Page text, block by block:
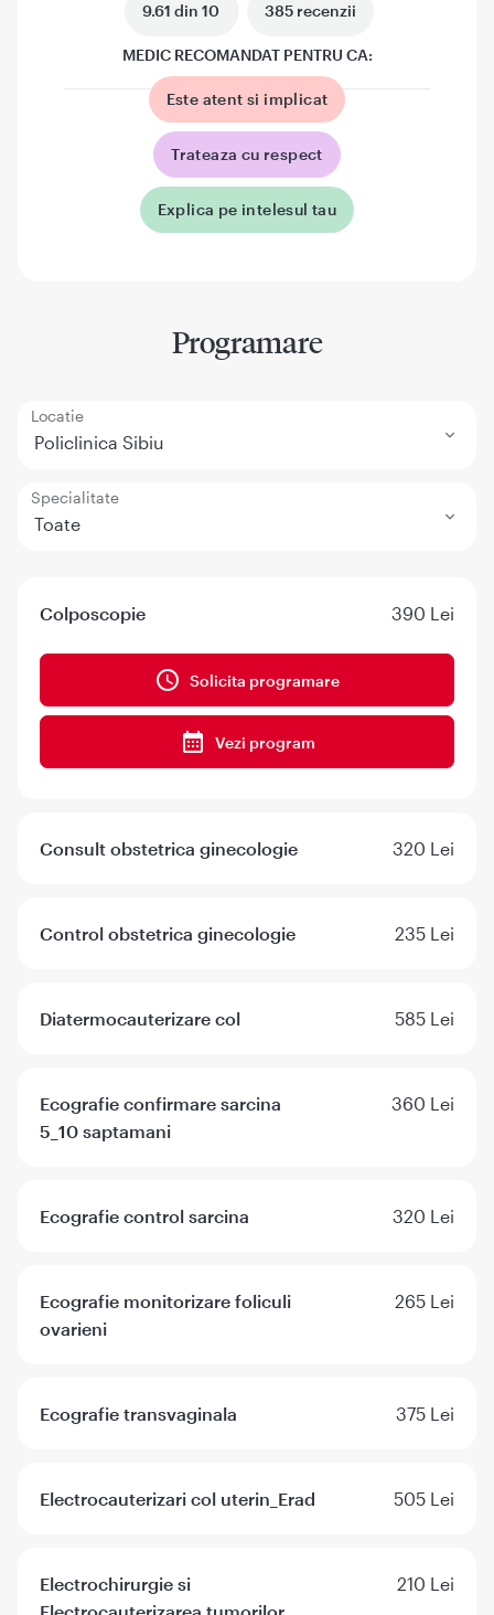
9.61 din 10 385 recenzii
MEDIC RECOMANDAT PENTRU CA:
Este atent si implicat
Trateaza cu respect
Explica pe intelesul tau
Programare
Locatie
Policlinica Sibiu
Specialitate
Toate
Colposcopie 390 Lei
Solicita programare
Vezi program
Consult obstetrica ginecologie 320 Lei
Control obstetrica ginecologie 235 Lei
Diatermocauterizare col 585 Lei
Ecografie confirmare sarcina
5_10 saptamani
360 Lei
Ecografie control sarcina 320 Lei
Ecografie monitorizare foliculi
ovarieni
265 Lei
Ecografie transvaginala 375 Lei
Electrocauterizari col uterin_Erad 505 Lei
Electrochirurgie si
210 Lei